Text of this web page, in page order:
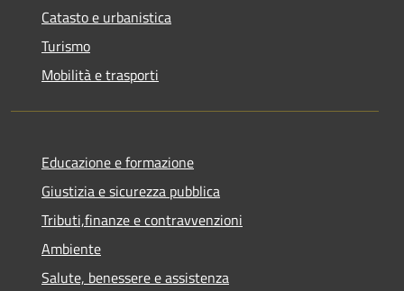
Catasto e urbanistica
Turismo
Mobilità e trasporti
Educazione e formazione
Giustizia e sicurezza pubblica
Tributi,finanze e contravvenzioni
Ambiente
Salute, benessere e assistenza